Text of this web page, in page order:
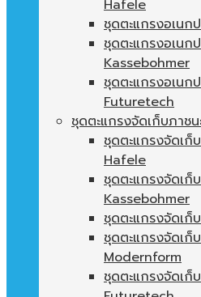
Hafele
ชุดตะแกรงอเนก
ชุดตะแกรงอเนก
Kassebohmer
ชุดตะแกรงอเนก
Futuretech
ชุดตะแกรงจัดเก็บภาชน
ชุดตะแกรงจัดเก็
Hafele
ชุดตะแกรงจัดเก็
Kassebohmer
ชุดตะแกรงจัดเก็
ชุดตะแกรงจัดเก็
Modernform
ชุดตะแกรงจัดเก็